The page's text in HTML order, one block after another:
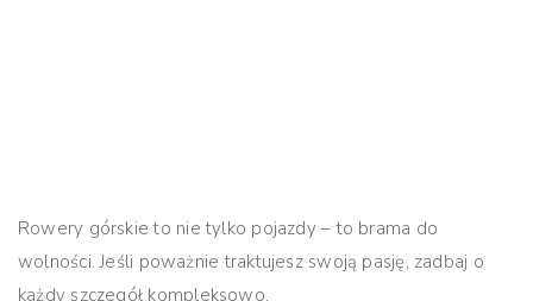
Rowery górskie to nie tylko pojazdy – to brama do
wolności. Jeśli poważnie traktujesz swoją pasję, zadbaj o
każdy szczegół kompleksowo.